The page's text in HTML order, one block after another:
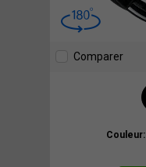
Comparer
Couleur: